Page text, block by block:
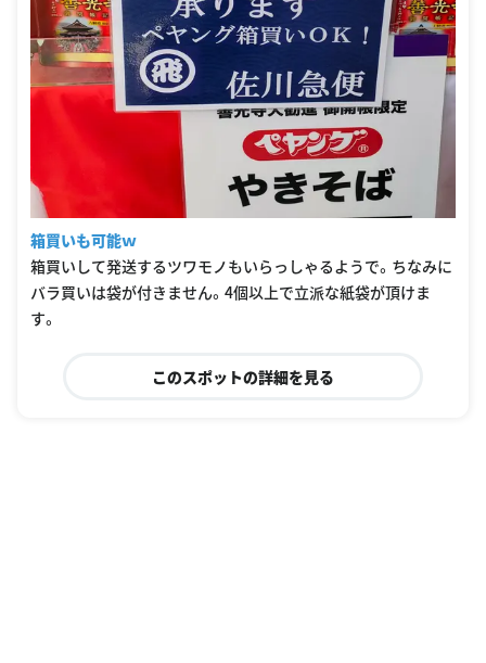
箱買いも可能ｗ
箱買いして発送するツワモノもいらっしゃるようで。ちなみに
バラ買いは袋が付きません。4個以上で立派な紙袋が頂けま
す。
このスポットの詳細を見る